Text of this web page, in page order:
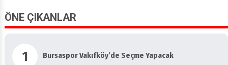
ÖNE ÇIKANLAR
1 Bursaspor Vakıfköy’de Seçme Yapacak